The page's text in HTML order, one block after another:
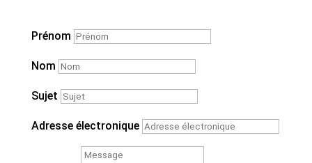
Prénom
Nom
Sujet
Adresse électronique